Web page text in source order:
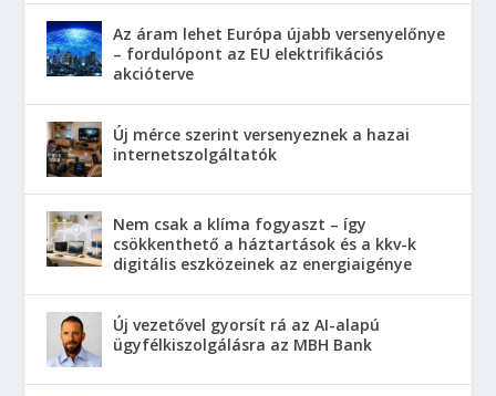
Az áram lehet Európa újabb versenyelőnye
– fordulópont az EU elektrifikációs
akcióterve
Új mérce szerint versenyeznek a hazai
internetszolgáltatók
Nem csak a klíma fogyaszt – így
csökkenthető a háztartások és a kkv-k
digitális eszközeinek az energiaigénye
Új vezetővel gyorsít rá az AI-alapú
ügyfélkiszolgálásra az MBH Bank